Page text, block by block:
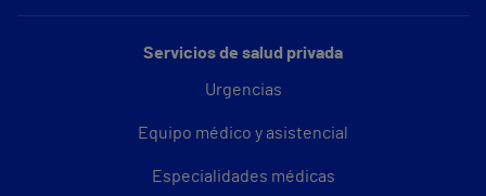
Servicios de salud privada
Urgencias
Equipo médico y asistencial
Especialidades médicas